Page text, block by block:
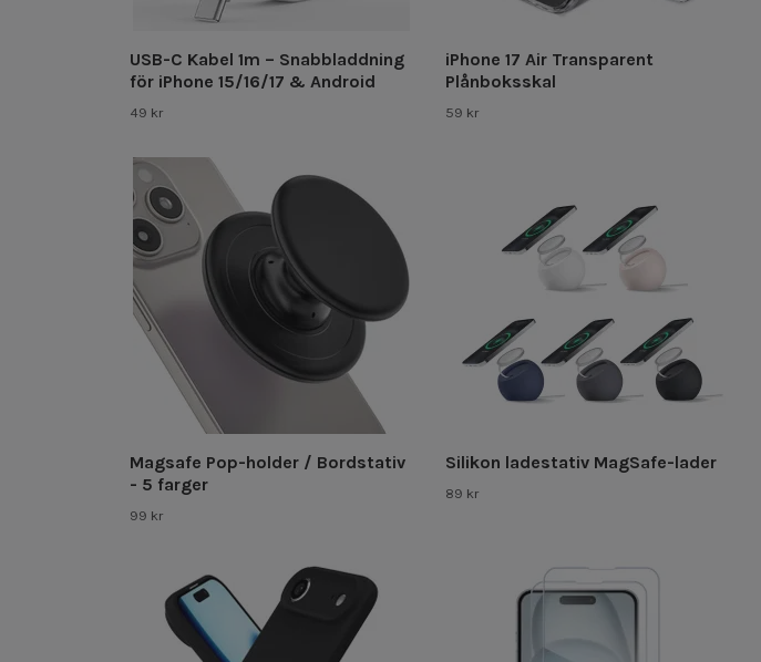
USB-C Kabel 1m – Snabbladdning
för iPhone 15/16/17 & Android
49 kr
iPhone 17 Air Transparent
Plånboksskal
59 kr
Magsafe Pop-holder / Bordstativ
- 5 farger
99 kr
Silikon ladestativ MagSafe-lader
89 kr